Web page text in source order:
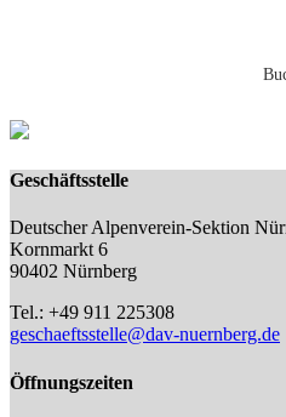
Geschäftsstelle
Deutscher Alpenverein-Sektion
Kornmarkt 6
90402 Nürnberg
Tel.: +49 911 225308
geschaeftsstelle@dav-nuernberg.de
Öffnungszeiten